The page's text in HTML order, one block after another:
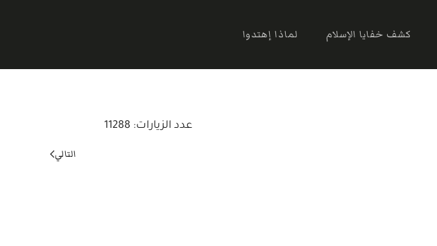
كشف خفايا الإسلام لماذا إهتدوا
عدد الزيارات: 11288
التالي